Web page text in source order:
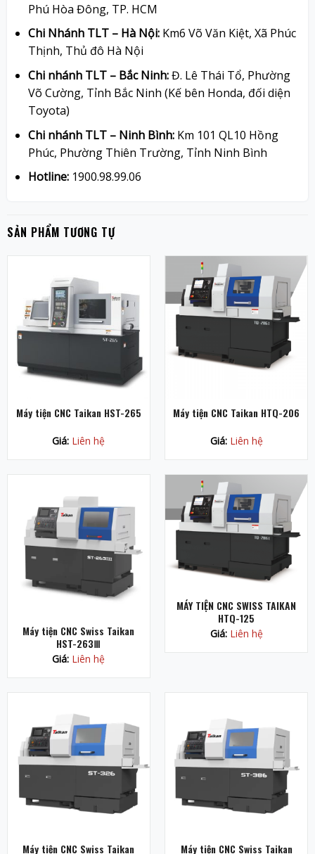
Phú Hòa Đông, TP. HCM
Chi Nhánh TLT – Hà Nội:Km6 Võ Văn Kiệt, Xã Phúc
Thịnh, Thủ đô Hà Nội
Chi nhánh TLT – Bắc Ninh:Đ. Lê Thái Tổ, Phường
Võ Cường, Tỉnh Bắc Ninh (Kế bên Honda, đối diện
Toyota)
Chi nhánh TLT – Ninh Bình:Km 101 QL10 Hồng
Phúc, Phường Thiên Trường, Tỉnh Ninh Bình
Hotline:1900.98.99.06
SẢN PHẨM TƯƠNG TỰ
Máy tiện CNC Taikan HST-265
Giá: Liên hệ
Máy tiện CNC Taikan HTQ-206
Giá:Liên hệ
Máy tiện CNC Swiss Taikan
HST-263Ⅲ
Giá: Liên hệ
MÁY TIỆN CNC SWISS TAIKAN
HTQ-125
Giá:Liên hệ
Máy tiện CNC Swiss Taikan
Máy tiện CNC Swiss Taikan